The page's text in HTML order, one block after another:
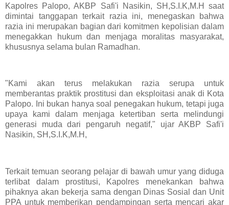
Kapolres Palopo, AKBP Safi'i Nasikin, SH,S.I.K,M.H saat
dimintai tanggapan terkait razia ini, menegaskan bahwa
razia ini merupakan bagian dari komitmen kepolisian dalam
menegakkan hukum dan menjaga moralitas masyarakat,
khususnya selama bulan Ramadhan.
"Kami akan terus melakukan razia serupa untuk
memberantas praktik prostitusi dan eksploitasi anak di Kota
Palopo. Ini bukan hanya soal penegakan hukum, tetapi juga
upaya kami dalam menjaga ketertiban serta melindungi
generasi muda dari pengaruh negatif," ujar AKBP Safi'i
Nasikin, SH,S.I.K,M.H,
Terkait temuan seorang pelajar di bawah umur yang diduga
terlibat dalam prostitusi, Kapolres menekankan bahwa
pihaknya akan bekerja sama dengan Dinas Sosial dan Unit
PPA untuk memberikan pendampingan serta mencari akar